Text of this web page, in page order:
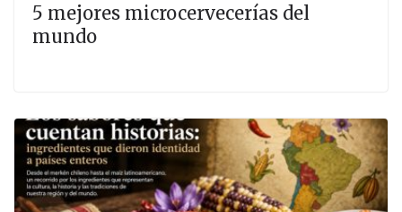
5 mejores microcervecerías del
mundo